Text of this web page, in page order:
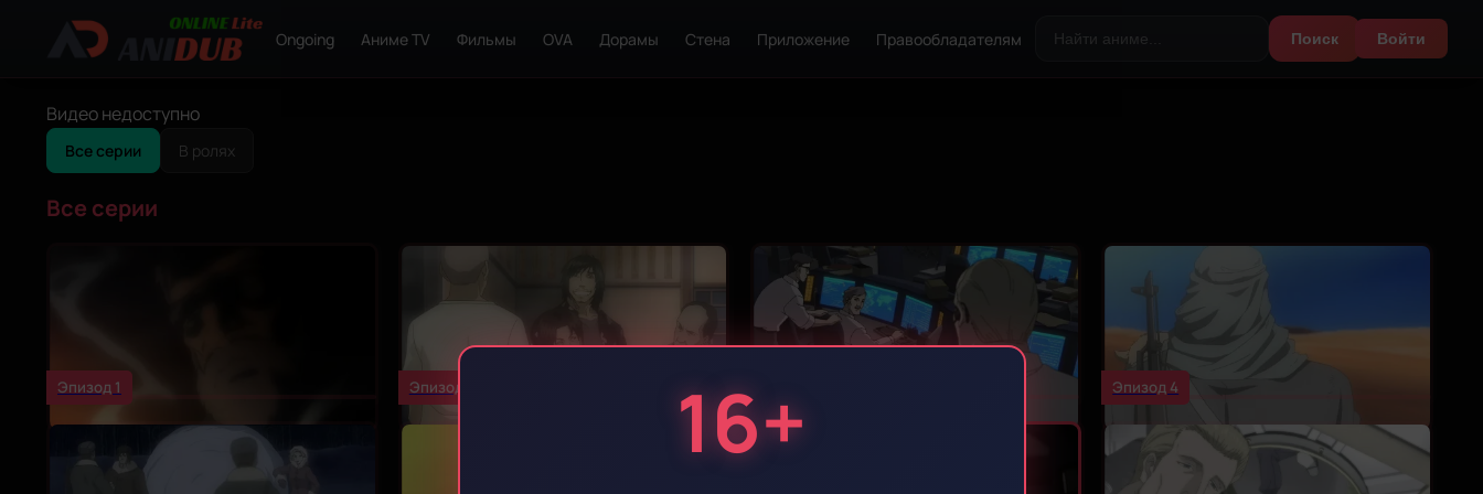
16+
Ongoing Аниме TV Фильмы OVA Дорамы Стена Приложение Правообладателям Поиск Войти
Видео недоступно
Все серии В ролях
Все серии
Эпизод 1 Эпизод 2 Эпизод 4